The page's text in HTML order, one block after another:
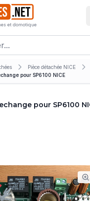
et domotique
Pièce détachée NICE
pour SP6100 NICE
pour SP6100